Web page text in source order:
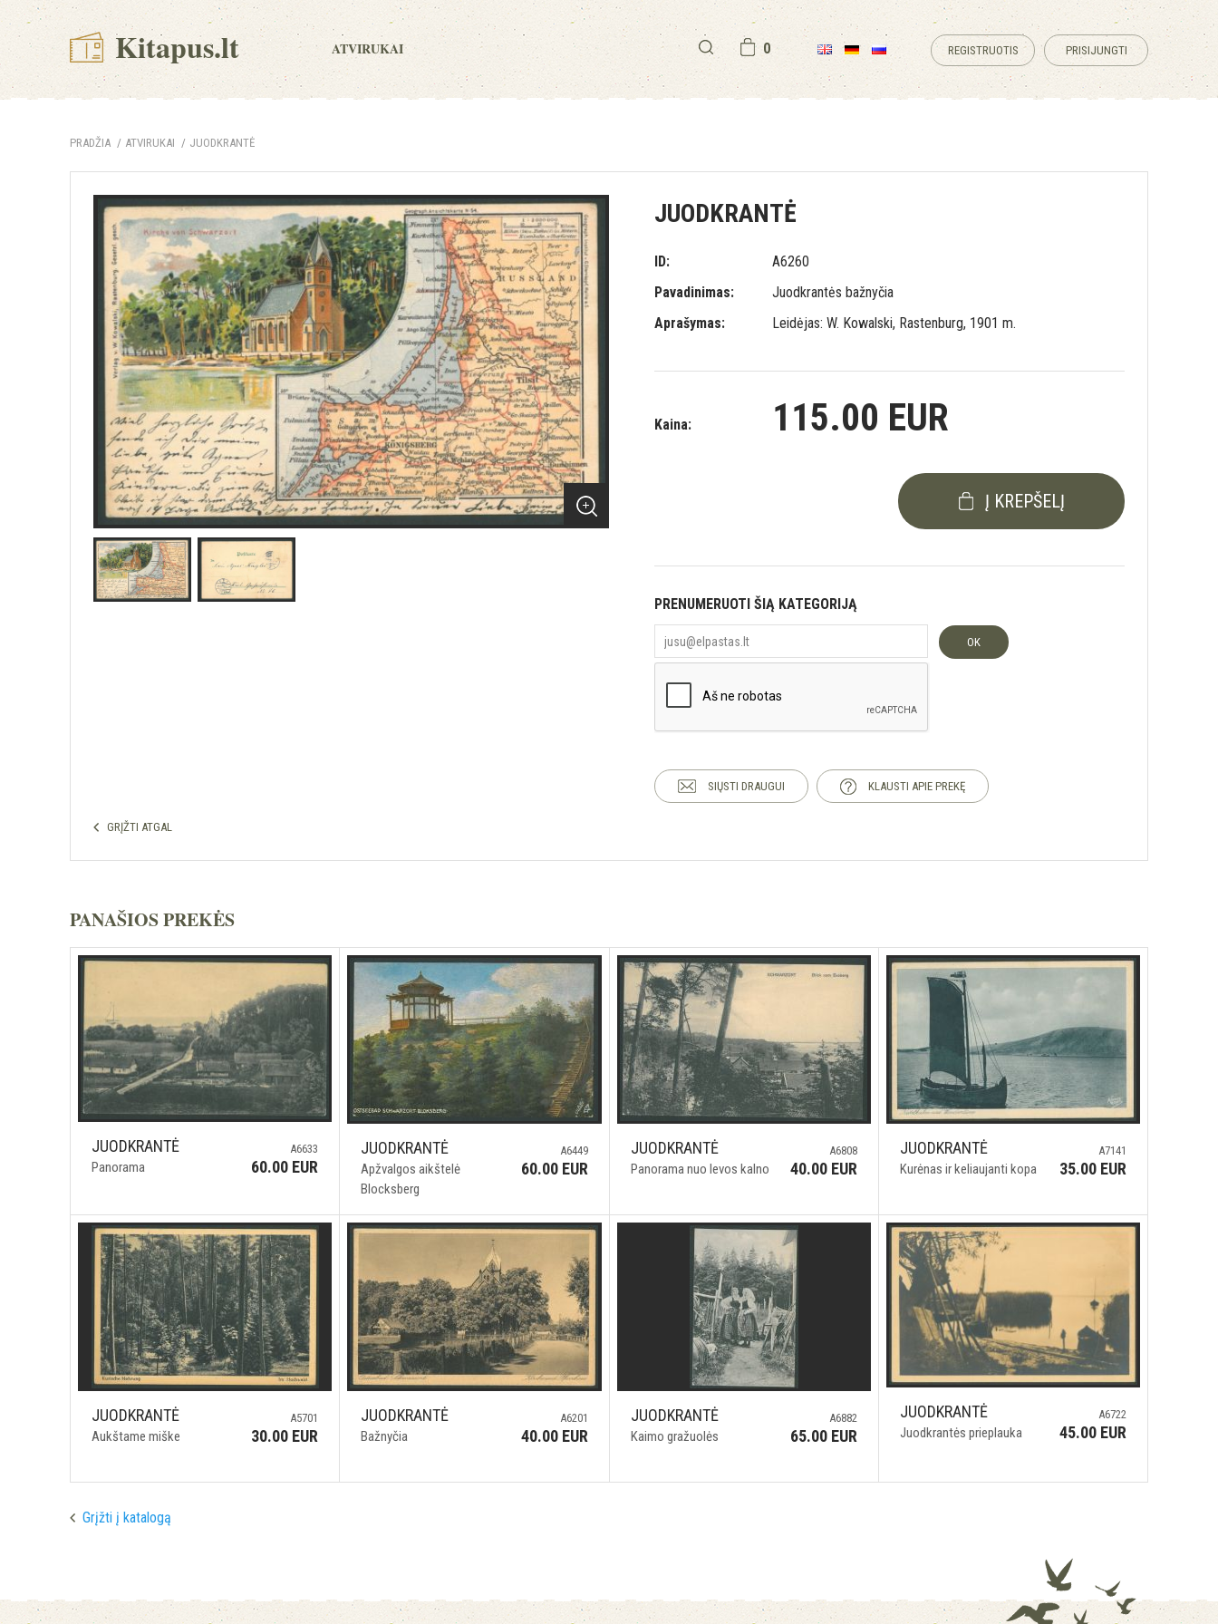
Kitapus.lt ATVIRUKAI 0 REGISTRUOTIS PRISIJUNGTI
PRADŽIA ATVIRUKAI JUODKRANTĖ
JUODKRANTĖ
ID:
A6260
Pavadinimas:
Juodkrantės bažnyčia
Aprašymas:
Leidėjas: W. Kowalski, Rastenburg, 1901 m.
Kaina: 115.00 EUR
Į KREPŠELĮ
PRENUMERUOTI ŠIĄ KATEGORIJĄ
OK
SIŲSTI DRAUGUI KLAUSTI APIE PREKĘ
GRĮŽTI ATGAL
PANAŠIOS PREKĖS
JUODKRANTĖ
Panorama
A6633
60.00 EUR
JUODKRANTĖ
Apžvalgos aikštelė
Blocksberg
A6449
60.00 EUR
JUODKRANTĖ
Panorama nuo Ievos kalno
A6808
40.00 EUR
JUODKRANTĖ
Kurėnas ir keliaujanti kopa
A7141
35.00 EUR
JUODKRANTĖ
Aukštame miške
A5701
30.00 EUR
JUODKRANTĖ
Bažnyčia
A6201
40.00 EUR
JUODKRANTĖ
Kaimo gražuolės
A6882
65.00 EUR
JUODKRANTĖ
Juodkrantės prieplauka
A6722
45.00 EUR
Grįžti į katalogą